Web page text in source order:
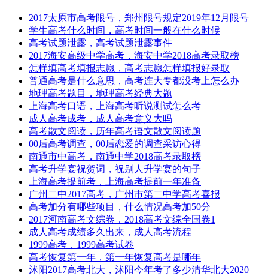
2017太原市高考限号，郑州限号规定2019年12月限号
学生高考什么时间，高考时间一般在什么时候
高考试题泄露，高考试题泄露事件
2017海安高级中学高考，海安中学2018高考录取榜
怎样填高考填报志愿，高考志愿怎样填报好录取
普通高考是什么意思，高考连大专都没考上怎么办
地理高考题目，地理高考经典大题
上海高考口语，上海高考听说测试怎么考
成人高考成考，成人高考意义大吗
高考散文阅读，历年高考语文散文阅读题
00后高考调查，00后恋爱的调查采访心得
南通市中高考，南通中学2018高考录取榜
高考升学宴祝贺词，祝别人升学宴的句子
上海高考提前考，上海高考提前一年准备
广州二中2017高考，广州市第二中学高考喜报
高考加分有哪些项目，什么情况高考加50分
2017河南高考文综卷，2018高考文综全国卷1
成人高考成绩多久出来，成人高考流程
1999高考，1999高考试卷
高考恢复第一年，第一年恢复高考是哪年
沭阳2017高考北大，沭阳今年考了多少清华北大2020